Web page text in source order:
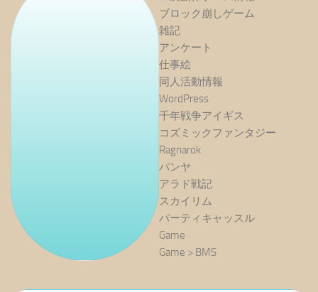
ブロック崩しゲーム
雑記
アンケート
仕事絵
同人活動情報
WordPress
千年戦争アイギス
コズミックファンタジー
Ragnarok
パンヤ
アラド戦記
スカイリム
パーティキャッスル
Game
Game > BMS